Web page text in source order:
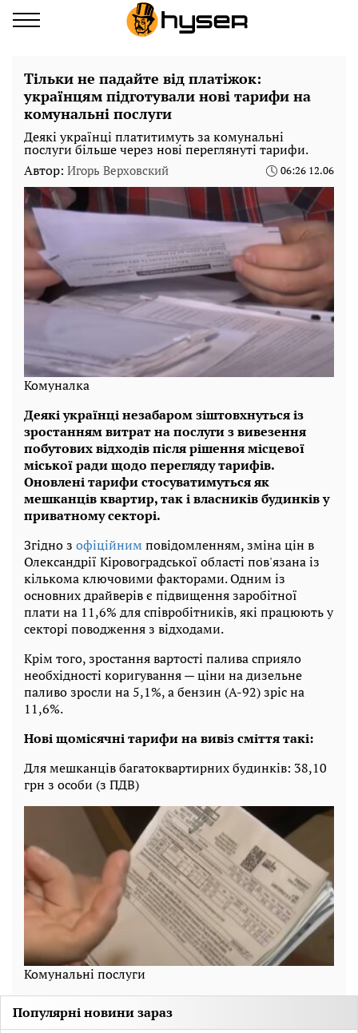
Тільки не падайте від платіжок:
українцям підготували нові тарифи на
комунальні послуги
Деякі українці платитимуть за комунальні
послуги більше через нові переглянуті тарифи.
Автор: Игорь Верховский 06:26 12.06
Комуналка
Деякі українці незабаром зіштовхнуться із
зростанням витрат на послуги з вивезення
побутових відходів після рішення місцевої
міської ради щодо перегляду тарифів.
Оновлені тарифи стосуватимуться як
мешканців квартир, так і власників будинків у
приватному секторі.
Згідно з офіційним повідомленням, зміна цін в
Олександрії Кіровоградської області пов'язана із
кількома ключовими факторами. Одним із
основних драйверів є підвищення заробітної
плати на 11,6% для співробітників, які працюють у
секторі поводження з відходами.
Крім того, зростання вартості палива сприяло
необхідності коригування — ціни на дизельне
паливо зросли на 5,1%, а бензин (А-92) зріс на
11,6%.
Нові щомісячні тарифи на вивіз сміття такі:
Для мешканців багатоквартирних будинків: 38,10
грн з особи (з ПДВ)
Комунальні послуги
Популярні новини зараз